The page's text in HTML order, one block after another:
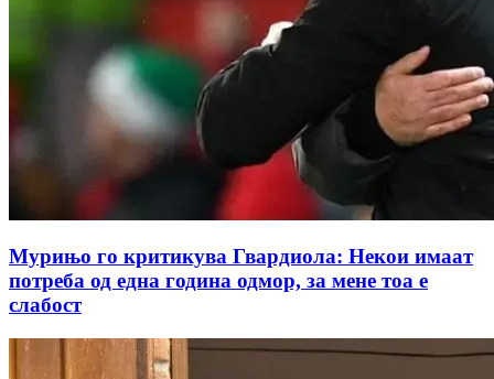
Мурињо го критикува Гвардиола: Некои имаат
потреба од една година одмор, за мене тоа е
слабост